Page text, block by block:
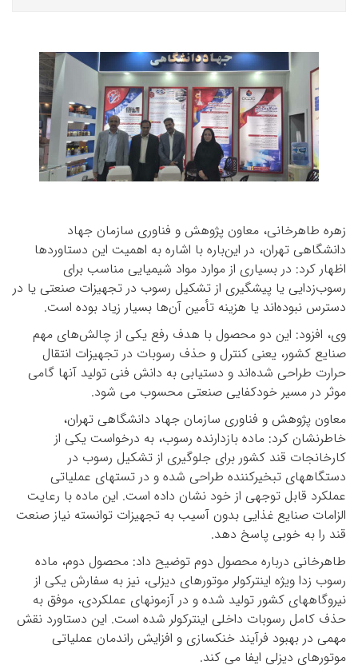
زهره طاهرخانی، معاون پژوهش و فناوری سازمان جهاد
دانشگاهی تهران، در این‌باره با اشاره به اهمیت این دستاوردها
اظهار کرد: در بسیاری از موارد مواد شیمیایی مناسب برای
رسوب‌زدایی یا پیشگیری از تشکیل رسوب در تجهیزات صنعتی یا در
دسترس نبوده‌اند یا هزینه تأمین آن‌ها بسیار زیاد بوده است.
وی، افزود: این دو محصول با هدف رفع یکی از چالش‌های مهم
صنایع کشور، یعنی کنترل و حذف رسوبات در تجهیزات انتقال
حرارت طراحی شده‌اند و دستیابی به دانش فنی تولید آنها گامی
موثر در مسیر خودکفایی صنعتی محسوب می شود.
معاون پژوهش و فناوری سازمان جهاد دانشگاهی تهران،
خاطرنشان کرد: ماده بازدارنده رسوب، به درخواست یکی از
کارخانجات قند کشور برای جلوگیری از تشکیل رسوب در
دستگاههای تبخیرکننده طراحی شده و در تستهای عملیاتی
عملکرد قابل توجهی از خود نشان داده است. این ماده با رعایت
الزامات صنایع غذایی بدون آسیب به تجهیزات توانسته نیاز صنعت
قند را به خوبی پاسخ دهد.
طاهرخانی درباره محصول دوم توضیح داد: محصول دوم، ماده
رسوب زدا ویژه اینترکولر موتورهای دیزلی، نیز به سفارش یکی از
نیروگاههای کشور تولید شده و در آزمونهای عملکردی، موفق به
حذف کامل رسوبات داخلی اینترکولر شده است. این دستاورد نقش
مهمی در بهبود فرآیند خنکسازی و افزایش راندمان عملیاتی
موتورهای دیزلی ایفا می کند.